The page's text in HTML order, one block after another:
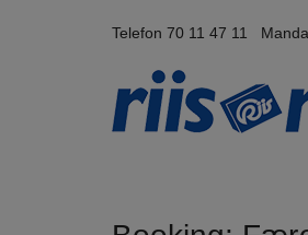
Telefon 70 11 47 11